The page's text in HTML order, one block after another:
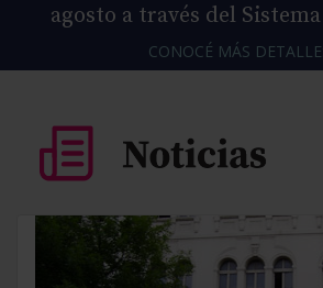
agosto a través del
CONOCÉ MÁS